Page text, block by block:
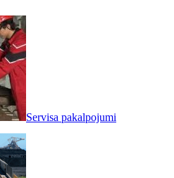
Servisa pakalpojumi